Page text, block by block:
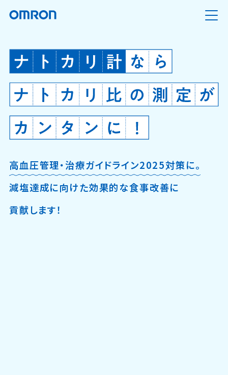
高血圧管理・治療ガイドライン2025対策に。
減塩達成に向けた効果的な食事改善に
貢献します！